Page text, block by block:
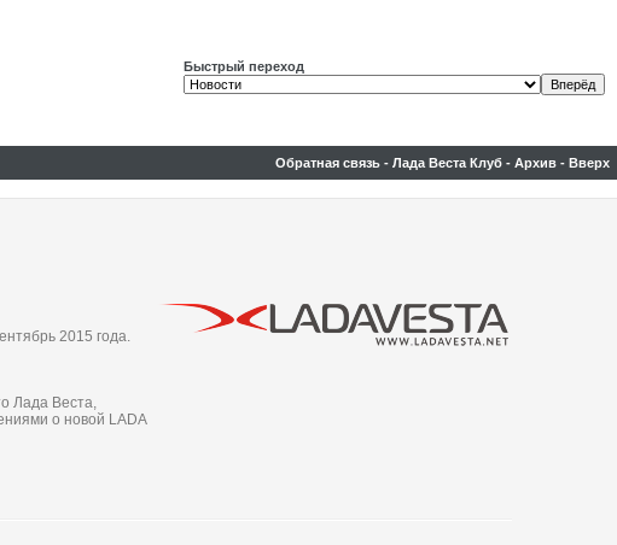
Быстрый переход
Обратная связь - Лада Веста Клуб - Архив - Вверх
2015 года.
Лада Веста,
о новой LADA